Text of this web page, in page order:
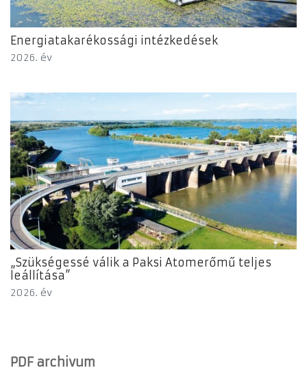
Energiatakarékossági intézkedések
2026. év
„Szükségessé válik a Paksi Atomerőmű teljes
leállítása”
2026. év
PDF archivum